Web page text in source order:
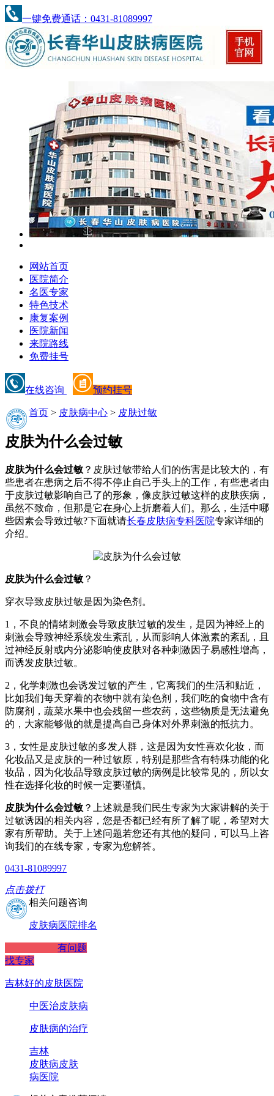
一键免费通话：0431-81089997
网站首页
医院简介
名医专家
特色技术
康复案例
医院新闻
来院路线
免费挂号
在线咨询 预约挂号
首页 > 皮肤病中心 > 皮肤过敏
皮肤为什么会过敏
皮肤为什么会过敏 ？皮肤过敏带给人们的伤害是比较大的，有
些患者在患病之后不得不停止自己手头上的工作，有些患者由
于皮肤过敏影响自己了的形象，像皮肤过敏这样的皮肤疾病，
虽然不致命，但那是它在身心上折磨着人们。那么，生活中哪
些因素会导致过敏?下面就请长春皮肤病专科医院专家详细的
介绍。
皮肤为什么会过敏 ？
穿衣导致皮肤过敏是因为染色剂。
1，不良的情绪刺激会导致皮肤过敏的发生，是因为神经上的
刺激会导致神经系统发生紊乱，从而影响人体激素的紊乱，且
过神经反射或内分泌影响使皮肤对各种刺激因子易感性增高，
而诱发皮肤过敏。
2，化学刺激也会诱发过敏的产生，它离我们的生活和贴近，
比如我们每天穿着的衣物中就有染色剂，我们吃的食物中含有
防腐剂，蔬菜水果中也会残留一些农药，这些物质是无法避免
的，大家能够做的就是提高自己身体对外界刺激的抵抗力。
3，女性是皮肤过敏的多发人群，这是因为女性喜欢化妆，而
化妆品又是皮肤的一种过敏原，特别是那些含有特殊功能的化
妆品，因为化妆品导致皮肤过敏的病例是比较常见的，所以女
性在选择化妆的时候一定要谨慎。
皮肤为什么会过敏 ？上述就是我们民生专家为大家讲解的关于
过敏诱因的相关内容，您是否都已经有所了解了呢，希望对大
家有所帮助。关于上述问题若您还有其他的疑问，可以马上咨
询我们的在线专家，专家为您解答。
0431-81089997
点击拨打
相关问题咨询
皮肤病医院排名
有问题
找专家
吉林好的皮肤医院
中医治皮肤病
皮肤病的治疗
吉林
皮肤病皮肤
病医院